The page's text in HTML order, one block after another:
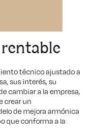
rentable
técnico ajustado a
sus interés, su
cambiar a la empresa,
crear un
de mejora armónica
que conforma a la